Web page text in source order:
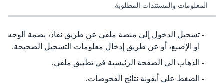
المعلومات والمستندات المطلوبة
تسجيل الدخول إلى منصة ملفي عن طريق نفاذ، بصمة الوجه
او الإصبع، أو عن طريق إدخال معلومات التسجيل الصحيحة.
الذهاب الى الصفحة الرئيسية في تطبيق ملفي.
الضغط على أيقونة نتائج الفحوصات.